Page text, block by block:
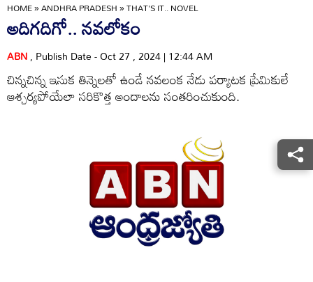
HOME»ANDHRA PRADESH»THAT'S IT.. NOVEL
అదిగదిగో.. నవలోకం
ABN, Publish Date - Oct 27 , 2024 | 12:44 AM
చిన్నచిన్న ఇసుక తిన్నెలతో ఉండే నవలంక నేడు పర్యాటక ప్రేమికులే
ఆశ్చర్యపోయేలా సరికొత్త అందాలను సంతరించుకుంది.